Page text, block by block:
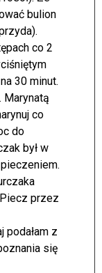
bulion
co 2
30 minut.
Marynatą
co
do
był w
przez
podałam z
się